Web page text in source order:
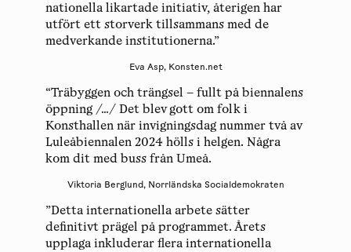
nationella likartade initiativ, återigen har
utfört ett storverk tillsammans med de
medverkande institutionerna.”
Eva Asp, Konsten.net
“Träbyggen och trängsel – fullt på biennalens
öppning /…/ Det blev gott om folk i
Konsthallen när invigningsdag nummer två av
Luleåbiennalen 2024 hölls i helgen. Några
kom dit med buss från Umeå.
Viktoria Berglund, Norrländska Socialdemokraten
”Detta internationella arbete sätter
definitivt prägel på programmet. Årets
upplaga inkluderar flera internationella